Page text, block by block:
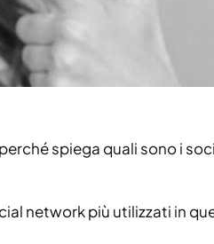
spiega quali sono i
network più utilizzati in